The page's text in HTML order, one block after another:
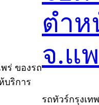
ร่ ของรถ
บริการ
ตำห
จ.แ
รถทัวร์กรุงเ